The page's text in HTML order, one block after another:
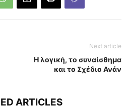
Next article
Η λογική, το συναίσθημα
και το Σχέδιο Ανάν
ARTICLES